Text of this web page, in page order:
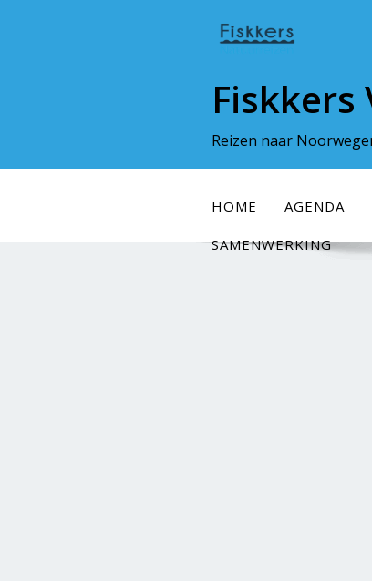
Fiskkers
Reizen naar
HOME AGENDA
SAMENWERKING